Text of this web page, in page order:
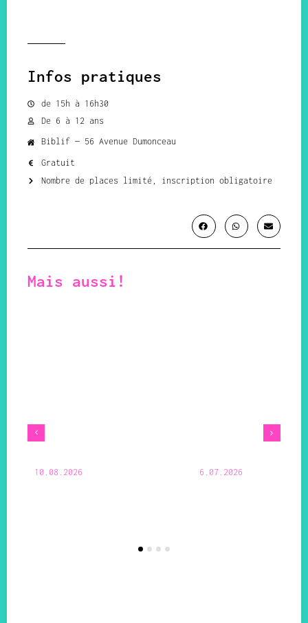
Infos pratiques
de 15h à 16h30
De 6 à 12 ans
Biblif — 56 Avenue Dumonceau
Gratuit
Nombre de places limité, inscription obligatoire
Mais aussi!
10.08.2026 6.07.2026